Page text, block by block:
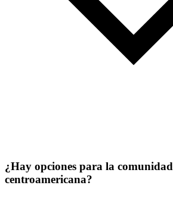
¿Hay opciones para la comunidad
centroamericana?